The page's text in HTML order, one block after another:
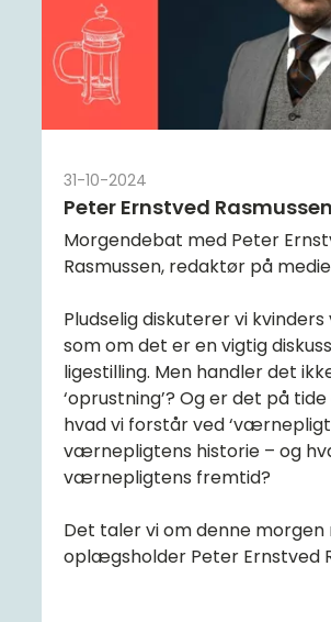
31-10-2024
Peter Ernstved Rasmussen
Morgendebat med Peter
Rasmussen, redaktør på
Pludselig diskuterer vi
som om det er en vigtig
ligestilling. Men handler det
‘oprustning’? Og er det på
hvad vi forstår ved
værnepligtens historie – og
værnepligtens fremtid?
Det taler vi om denne morgen
oplægsholder Peter Ernstved